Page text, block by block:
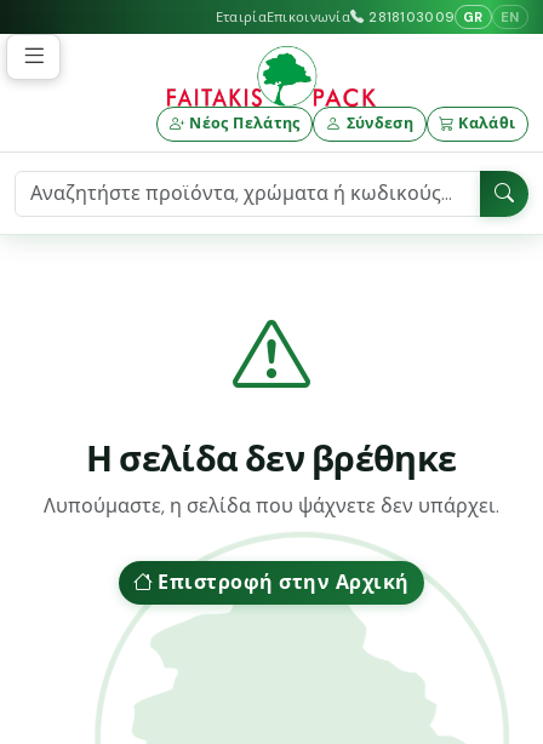
ΕταιρίαΕπικοινωνία 2818103009 GR EN
Νέος Πελάτης Σύνδεση Καλάθι
Η σελίδα δεν βρέθηκε
Λυπούμαστε, η σελίδα που ψάχνετε δεν υπάρχει.
Επιστροφή στην Αρχική